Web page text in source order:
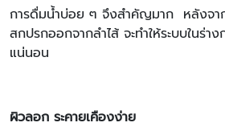
การดื่มน้ำบ่อย ๆ จึงสำคัญมาก หลังจา
สกปรกออกจากลำไส้ จะทำให้ระบบในร่
แน่นอน
ผิวลอก ระคายเคืองง่าย